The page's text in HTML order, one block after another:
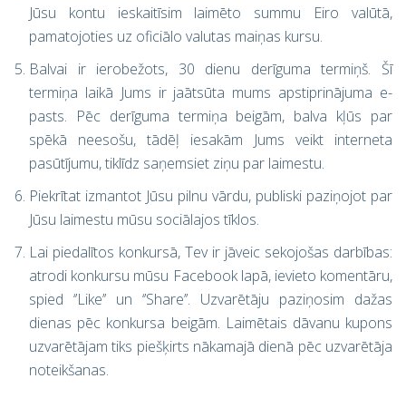
Jūsu kontu ieskaitīsim laimēto summu Eiro valūtā,
pamatojoties uz oficiālo valutas maiņas kursu.
Balvai ir ierobežots, 30 dienu derīguma termiņš. Šī
termiņa laikā Jums ir jaātsūta mums apstiprinājuma e-
pasts. Pēc derīguma termiņa beigām, balva kļūs par
spēkā neesošu, tādēļ iesakām Jums veikt interneta
pasūtījumu, tiklīdz saņemsiet ziņu par laimestu.
Piekrītat izmantot Jūsu pilnu vārdu, publiski paziņojot par
Jūsu laimestu mūsu sociālajos tīklos.
Lai piedalītos konkursā, Tev ir jāveic sekojošas darbības:
atrodi konkursu mūsu Facebook lapā, ievieto komentāru,
spied ‘’Like’’ un ‘’Share’’. Uzvarētāju paziņosim dažas
dienas pēc konkursa beigām. Laimētais dāvanu kupons
uzvarētājam tiks piešķirts nākamajā dienā pēc uzvarētāja
noteikšanas.